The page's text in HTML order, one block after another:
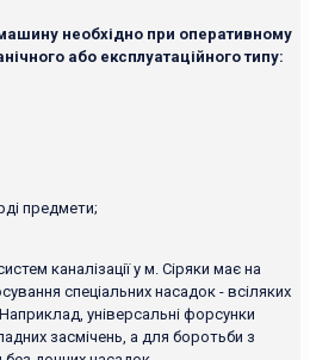
необхідно при оперативному
або експлуатаційного типу:
предмети;
каналізації у м. Сіряки має на
спеціальних насадок - всіляких
універсальні форсунки
засмічень, а для боротьби з